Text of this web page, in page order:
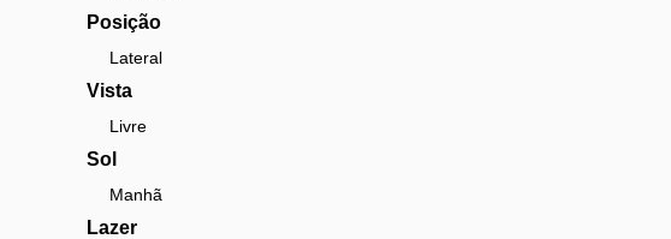
Posição
Lateral
Vista
Livre
Sol
Manhã
Lazer